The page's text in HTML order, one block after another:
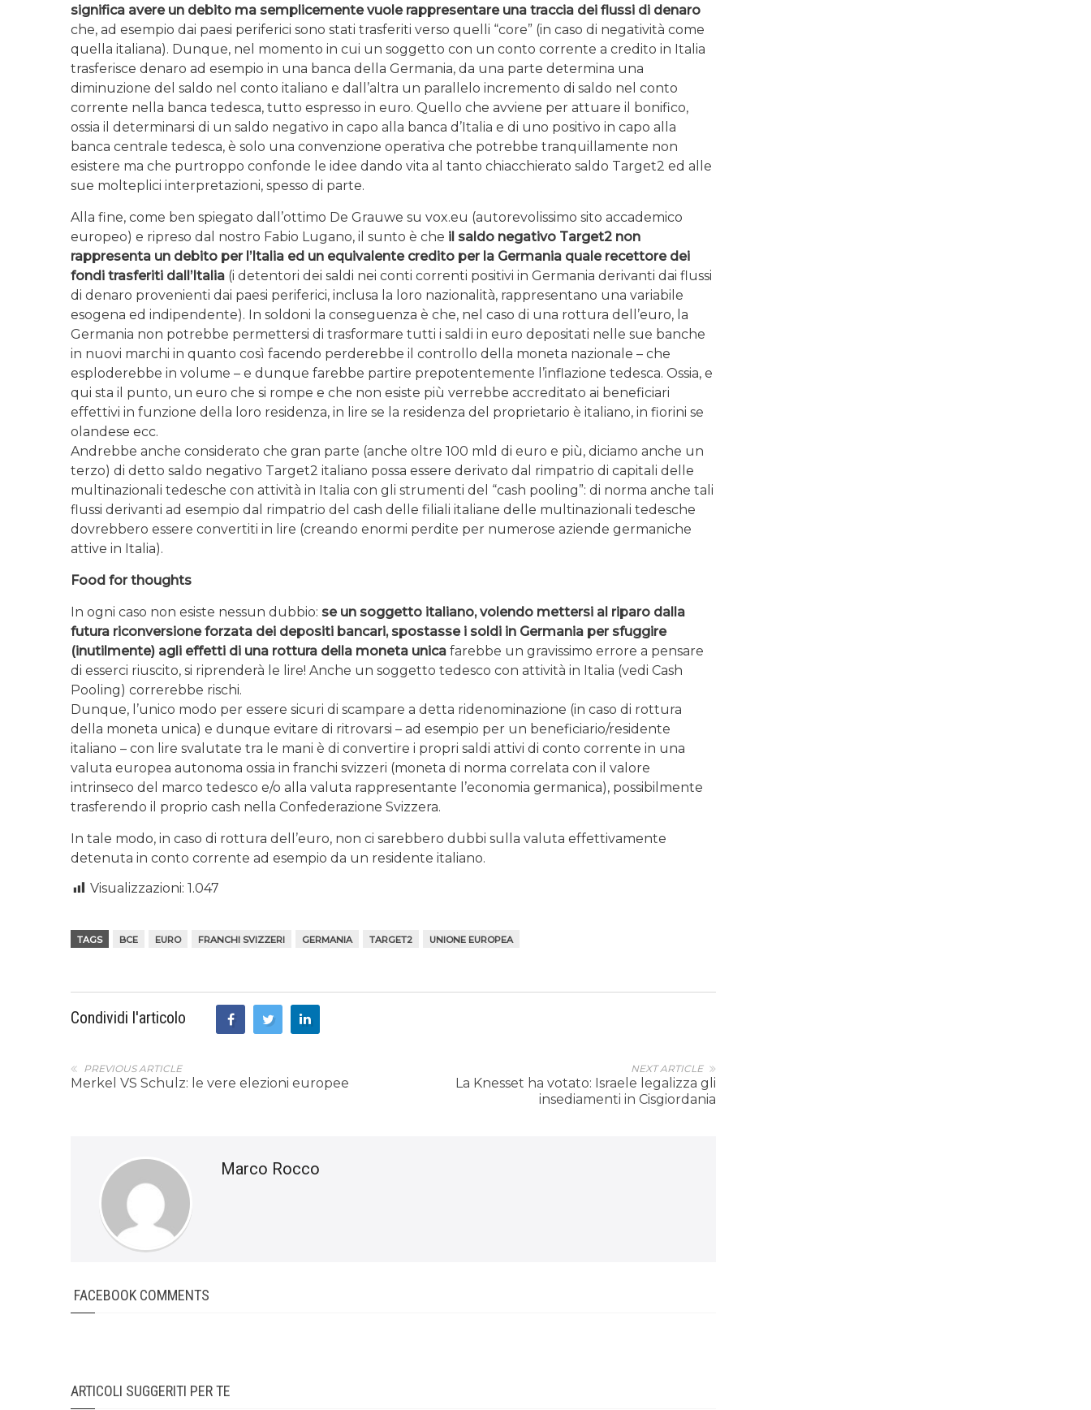
significa avere un debito ma semplicemente vuole rappresentare una traccia dei flussi di denaro
che, ad esempio dai paesi periferici sono stati trasferiti verso quelli “core” (in caso di negatività come
quella italiana). Dunque, nel momento in cui un soggetto con un conto corrente a credito in Italia
trasferisce denaro ad esempio in una banca della Germania, da una parte determina una
diminuzione del saldo nel conto italiano e dall’altra un parallelo incremento di saldo nel conto
corrente nella banca tedesca, tutto espresso in euro. Quello che avviene per attuare il bonifico,
ossia il determinarsi di un saldo negativo in capo alla banca d’Italia e di uno positivo in capo alla
banca centrale tedesca, è solo una convenzione operativa che potrebbe tranquillamente non
esistere ma che purtroppo confonde le idee dando vita al tanto chiacchierato saldo Target2 ed alle
sue molteplici interpretazioni, spesso di parte.
Alla fine, come ben spiegato dall’ottimo De Grauwe su vox.eu (autorevolissimo sito accademico
europeo) e ripreso dal nostro Fabio Lugano, il sunto è che il saldo negativo Target2 non
rappresenta un debito per l’Italia ed un equivalente credito per la Germania quale recettore dei
fondi trasferiti dall’Italia (i detentori dei saldi nei conti correnti positivi in Germania derivanti dai flussi
di denaro provenienti dai paesi periferici, inclusa la loro nazionalità, rappresentano una variabile
esogena ed indipendente). In soldoni la conseguenza è che, nel caso di una rottura dell’euro, la
Germania non potrebbe permettersi di trasformare tutti i saldi in euro depositati nelle sue banche
in nuovi marchi in quanto così facendo perderebbe il controllo della moneta nazionale – che
esploderebbe in volume – e dunque farebbe partire prepotentemente l’inflazione tedesca. Ossia, e
qui sta il punto, un euro che si rompe e che non esiste più verrebbe accreditato ai beneficiari
effettivi in funzione della loro residenza, in lire se la residenza del proprietario è italiano, in fiorini se
olandese ecc.
Andrebbe anche considerato che gran parte (anche oltre 100 mld di euro e più, diciamo anche un
terzo) di detto saldo negativo Target2 italiano possa essere derivato dal rimpatrio di capitali delle
multinazionali tedesche con attività in Italia con gli strumenti del “cash pooling”: di norma anche tali
flussi derivanti ad esempio dal rimpatrio del cash delle filiali italiane delle multinazionali tedesche
dovrebbero essere convertiti in lire (creando enormi perdite per numerose aziende germaniche
attive in Italia).
Food for thoughts
In ogni caso non esiste nessun dubbio: se un soggetto italiano, volendo mettersi al riparo dalla
futura riconversione forzata dei depositi bancari, spostasse i soldi in Germania per sfuggire
(inutilmente) agli effetti di una rottura della moneta unica farebbe un gravissimo errore a pensare
di esserci riuscito, si riprenderà le lire! Anche un soggetto tedesco con attività in Italia (vedi Cash
Pooling) correrebbe rischi.
Dunque, l’unico modo per essere sicuri di scampare a detta ridenominazione (in caso di rottura
della moneta unica) e dunque evitare di ritrovarsi – ad esempio per un beneficiario/residente
italiano – con lire svalutate tra le mani è di convertire i propri saldi attivi di conto corrente in una
valuta europea autonoma ossia in franchi svizzeri (moneta di norma correlata con il valore
intrinseco del marco tedesco e/o alla valuta rappresentante l’economia germanica), possibilmente
trasferendo il proprio cash nella Confederazione Svizzera.
In tale modo, in caso di rottura dell’euro, non ci sarebbero dubbi sulla valuta effettivamente
detenuta in conto corrente ad esempio da un residente italiano.
Visualizzazioni: 1.047
TAGS BCE EURO FRANCHI SVIZZERI GERMANIA TARGET2 UNIONE EUROPEA
Condividi l'articolo
NEXT ARTICLE
La Knesset ha votato: Israele legalizza gli
insediamenti in Cisgiordania
PREVIOUS ARTICLE
Merkel VS Schulz: le vere elezioni europee
Marco Rocco
FACEBOOK COMMENTS
ARTICOLI SUGGERITI PER TE